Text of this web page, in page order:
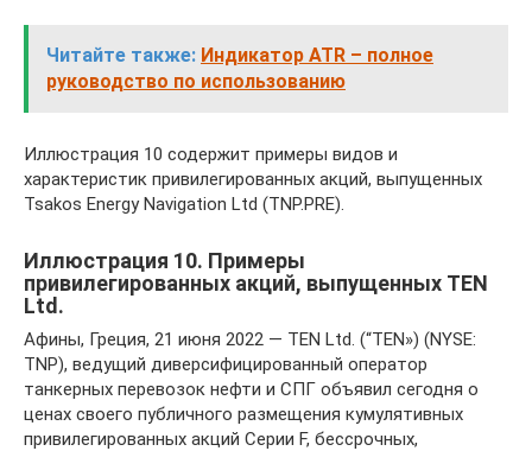
Читайте также: Индикатор ATR – полное
руководство по использованию
Иллюстрация 10 содержит примеры видов и
характеристик привилегированных акций, выпущенных
Tsakos Energy Navigation Ltd (TNP.PRE).
Иллюстрация 10. Примеры
привилегированных акций, выпущенных TEN
Ltd.
Афины, Греция, 21 июня 2022 — TEN Ltd. (“TEN») (NYSE:
TNP), ведущий диверсифицированный оператор
танкерных перевозок нефти и СПГ объявил сегодня о
ценах своего публичного размещения кумулятивных
привилегированных акций Серии F, бессрочных,